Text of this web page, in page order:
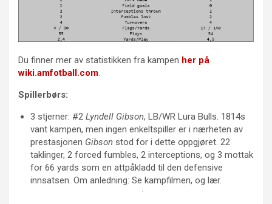
Du finner mer av statistikken fra kampen her på
wiki.amfotball.com
Spillerbørs:
3 stjerner: #2 Lyndell Gibson, LB/WR Lura Bulls. 1814s
vant kampen, men ingen enkeltspiller er i nærheten av
prestasjonen Gibson stod for i dette oppgjøret. 22
taklinger, 2 forced fumbles, 2 interceptions, og 3 mottak
for 66 yards som en attpåkladd til den defensive
innsatsen. Om anledning: Se kampfilmen, og lær.